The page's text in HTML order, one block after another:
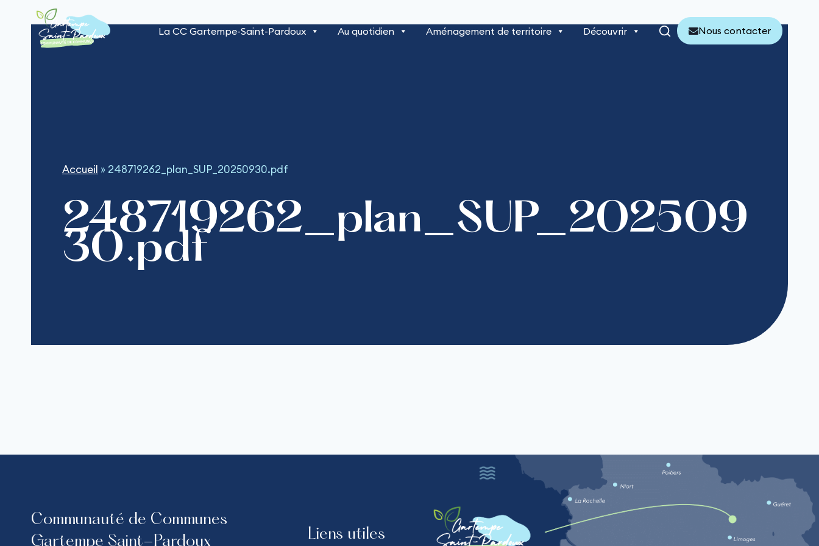
contenu
La CC Gartempe-Saint-Pardoux Au quotidien Aménagement de territoire Découvrir Nous contacter
Accueil » 248719262_plan_SUP_20250930.pdf
248719262_plan_SUP_202509
30.pdf
Communauté de Communes
Gartempe Saint-Pardoux
Liens utiles